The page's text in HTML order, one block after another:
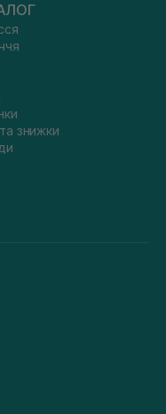
та знижки